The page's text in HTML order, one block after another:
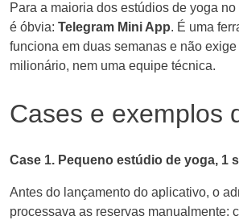
Para a maioria dos estúdios de yoga
é óbvia: Telegram Mini App. É uma
funciona em duas semanas e não
milionário, nem uma equipe técnica.
Cases e exemplos
Case 1. Pequeno estúdio de yoga, 1
Antes do lançamento do aplicativo, o
processava as reservas manualmente: